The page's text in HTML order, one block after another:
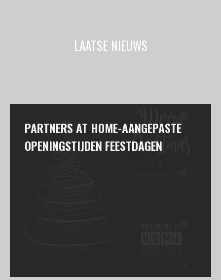
LAATSE NIEUWS
PARTNERS AT HOME-AANGEPASTE
OPENINGSTIJDEN FEESTDAGEN